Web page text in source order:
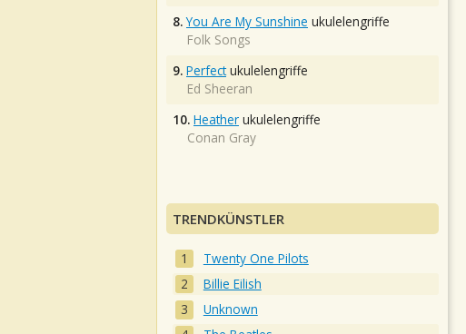
8. You Are My Sunshine ukulelengriffe
Folk Songs
9. Perfectukulelengriffe
Ed Sheeran
10. Heather ukulelengriffe
Conan Gray
TRENDKÜNSTLER
Twenty One Pilots
Billie Eilish
Unknown